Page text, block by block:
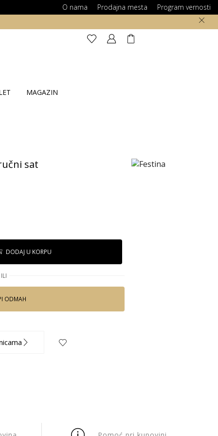
O nama Prodajna mesta Program vernosti
MAGAZIN
sat
DODAJ U KORPU
ILI
ODMAH